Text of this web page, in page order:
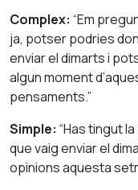
Complex: “Em
ja, potser podries
enviar el dimarts i
algun moment
pensaments.”
Simple: “Has tingut
que vaig enviar el
opinions aquesta